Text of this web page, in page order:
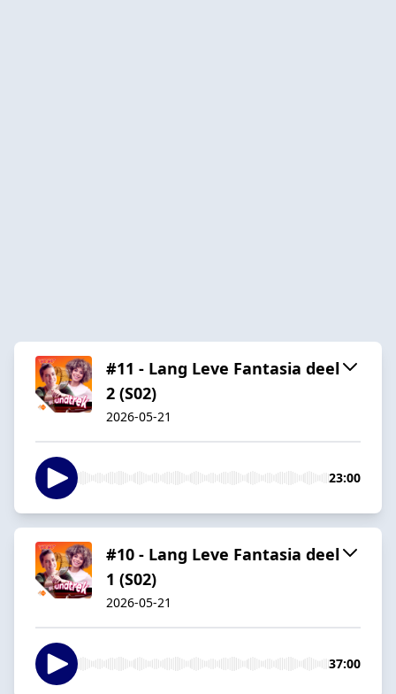
#11 - Lang Leve Fantasia deel
2 (S02)
2026-05-21
23:00
#10 - Lang Leve Fantasia deel
1 (S02)
2026-05-21
37:00